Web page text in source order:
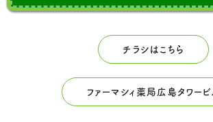
チラシはこちら
ファーマシィ薬局広島タワー